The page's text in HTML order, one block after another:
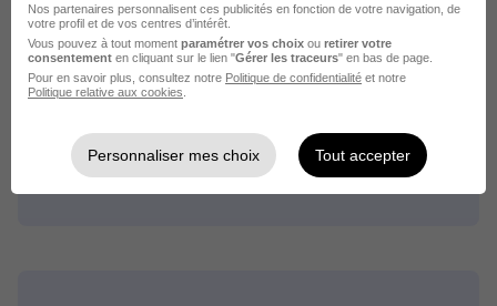
Alternance Responsable trade-marketing
Alternance Assistant brand manager
Alternance Marketing manager
Alternance Chef de produit marketing
Alternance Chef de groupe marketing
Nos partenaires personnalisent ces publicités en fonction de votre navigation, de
votre profil et de vos centres d’intérêt.
Vous pouvez à tout moment paramétrer vos choix ou retirer votre
consentement en cliquant sur le lien "Gérer les traceurs" en bas de page.
Pour en savoir plus, consultez notre Politique de confidentialité et notre
Politique relative aux cookies
Personnaliser mes choix Tout accepter